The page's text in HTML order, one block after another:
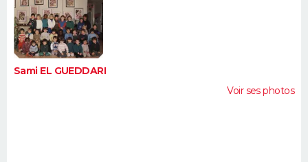
FORUM
Bricolage
Lifestyle
Culture
Sport
Auto
Television
Voyage
Cinema
Sami EL GUEDDARI
Voir ses photos